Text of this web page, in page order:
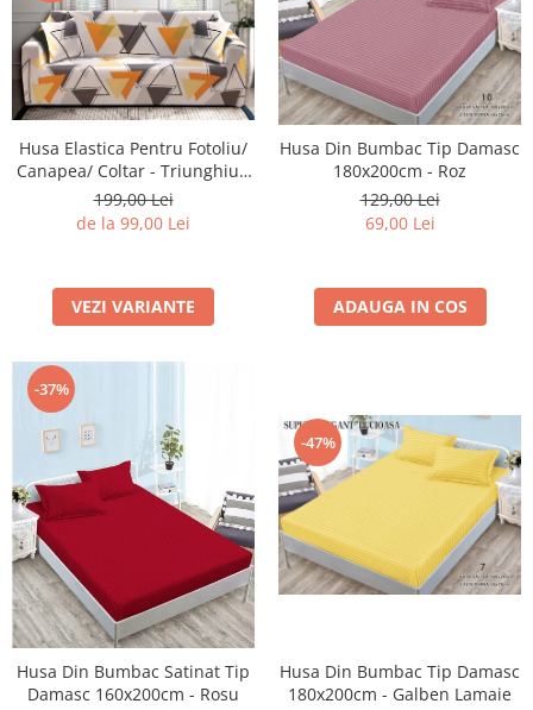
Husa Elastica Pentru Fotoliu/
Canapea/ Coltar - Triunghiuri
Colorate
199,00 Lei
de la 99,00 Lei
VEZI VARIANTE
Husa Din Bumbac Tip Damasc
180x200cm - Roz
129,00 Lei
69,00 Lei
ADAUGA IN COS
-37%
Husa Din Bumbac Satinat Tip
Damasc 160x200cm - Rosu
-47%
Husa Din Bumbac Tip Damasc
180x200cm - Galben Lamaie